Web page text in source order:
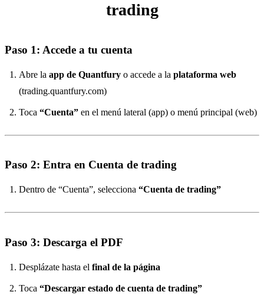
trading
Paso 1: Accede a tu cuenta
Abre la app de Quantfury o accede a la plataforma web
(trading.quantfury.com)
Toca “Cuenta” en el menú lateral (app) o menú principal (web)
Paso 2: Entra en Cuenta de trading
Dentro de “Cuenta”, selecciona “Cuenta de trading”
Paso 3: Descarga el PDF
Desplázate hasta el final de la página
Toca “Descargar estado de cuenta de trading”